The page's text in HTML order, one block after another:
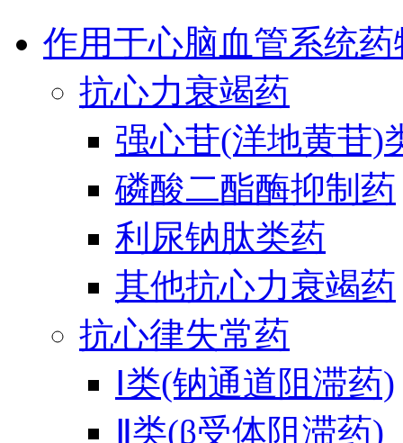
作用于心脑血管系统药
抗心力衰竭药
强心苷(洋地黄苷)
磷酸二酯酶抑制药
利尿钠肽类药
其他抗心力衰竭药
抗心律失常药
Ⅰ类(钠通道阻滞药)
Ⅱ类(β受体阻滞药)